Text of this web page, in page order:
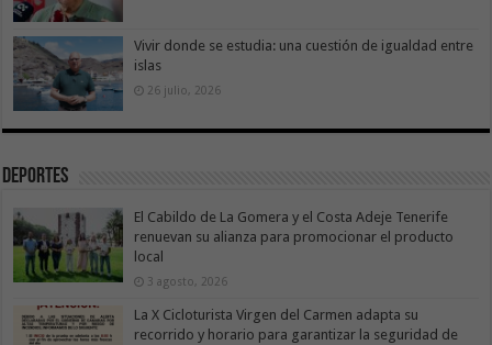
Vivir donde se estudia: una cuestión de igualdad entre
islas
26 julio, 2026
Deportes
El Cabildo de La Gomera y el Costa Adeje Tenerife
renuevan su alianza para promocionar el producto
local
3 agosto, 2026
La X Cicloturista Virgen del Carmen adapta su
recorrido y horario para garantizar la seguridad de